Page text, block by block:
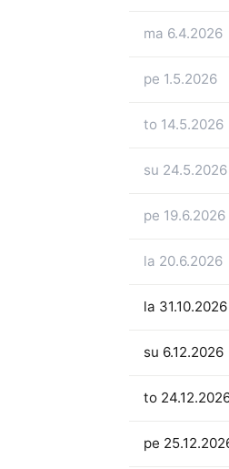
ma 6.4.2026
pe 1.5.2026
to 14.5.2026
su 24.5.2026
pe 19.6.2026
la 20.6.2026
la 31.10.2026
su 6.12.2026
to
pe